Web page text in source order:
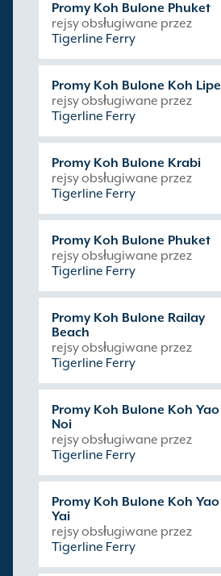
Promy Koh Bulone Phuket
rejsy obsługiwane przez
Tigerline Ferry
Promy Koh Bulone Koh Lipe
rejsy obsługiwane przez
Tigerline Ferry
Promy Koh Bulone Krabi
rejsy obsługiwane przez
Tigerline Ferry
Promy Koh Bulone Phuket
rejsy obsługiwane przez
Tigerline Ferry
Promy Koh Bulone Railay
Beach
rejsy obsługiwane przez
Tigerline Ferry
Promy Koh Bulone Koh Yao
Noi
rejsy obsługiwane przez
Tigerline Ferry
Promy Koh Bulone Koh Yao
Yai
rejsy obsługiwane przez
Tigerline Ferry